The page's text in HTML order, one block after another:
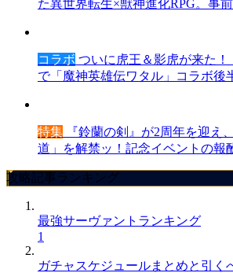
た異世界転生×獣神進化RPG。事
コラボ ついに虎王＆影虎が来た！
で「魔神英雄伝ワタル」コラボ後
特集 『鈴蘭の剣』が2周年を迎え
道」を解禁ッ！記念イベントの報
攻略記事ランキング
最強サーヴァントランキング
1
ガチャスケジュールまとめと引く